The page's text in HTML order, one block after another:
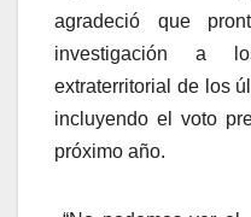
agradeció que
investigación a
extraterritorial de los
incluyendo el voto
próximo año.